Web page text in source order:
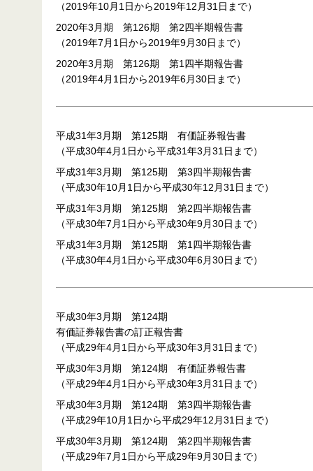
（2019年10月1日から2019年12月31日まで）
2020年3月期 第126期 第2四半期報告書
（2019年7月1日から2019年9月30日まで）
2020年3月期 第126期 第1四半期報告書
（2019年4月1日から2019年6月30日まで）
平成31年3月期 第125期 有価証券報告書
（平成30年4月1日から平成31年3月31日まで）
平成31年3月期 第125期 第3四半期報告書
（平成30年10月1日から平成30年12月31日まで）
平成31年3月期 第125期 第2四半期報告書
（平成30年7月1日から平成30年9月30日まで）
平成31年3月期 第125期 第1四半期報告書
（平成30年4月1日から平成30年6月30日まで）
平成30年3月期 第124期
有価証券報告書の訂正報告書
（平成29年4月1日から平成30年3月31日まで）
平成30年3月期 第124期 有価証券報告書
（平成29年4月1日から平成30年3月31日まで）
平成30年3月期 第124期 第3四半期報告書
（平成29年10月1日から平成29年12月31日まで）
平成30年3月期 第124期 第2四半期報告書
（平成29年7月1日から平成29年9月30日まで）